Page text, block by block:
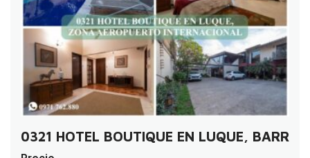
0321 HOTEL BOUTIQUE EN LUQUE, BARRIO